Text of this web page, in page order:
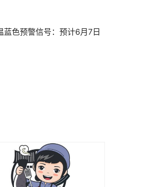
色预警信号：预计6月7日